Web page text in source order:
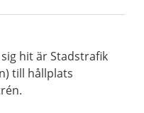
hit är Stadstrafik
till hållplats